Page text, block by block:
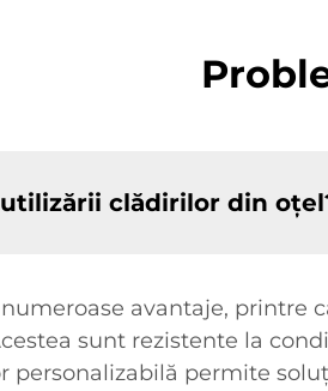
clădirilor din
avantaje, printre
sunt rezistente la
personalizabilă permite